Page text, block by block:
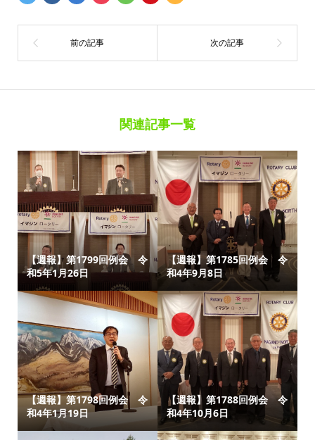
関連記事一覧
【週報】第1799回例会 令
和5年1月26日
【週報】第1785回例会 令
和4年9月8日
【週報】第1798回例会 令
和4年1月19日
【週報】第1788回例会 令
和4年10月6日